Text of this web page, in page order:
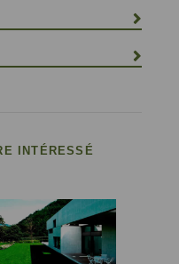
INTÉRESSÉ